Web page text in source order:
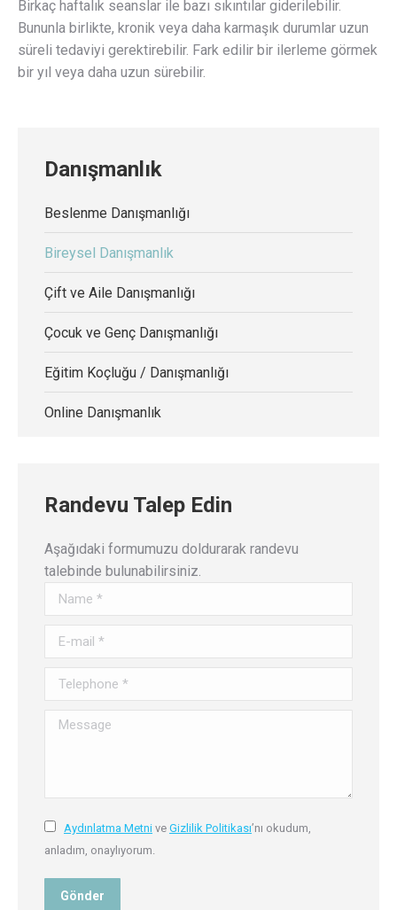
Birkaç haftalık seanslar ile bazı sıkıntılar giderilebilir.
Bununla birlikte, kronik veya daha karmaşık durumlar uzun
süreli tedaviyi gerektirebilir. Fark edilir bir ilerleme görmek
bir yıl veya daha uzun sürebilir.
Danışmanlık
Beslenme Danışmanlığı
Bireysel Danışmanlık
Çift ve Aile Danışmanlığı
Çocuk ve Genç Danışmanlığı
Eğitim Koçluğu / Danışmanlığı
Online Danışmanlık
Randevu Talep Edin
Aşağıdaki formumuzu doldurarak randevu
talebinde bulunabilirsiniz.
Name *
E-mail *
Telephone *
Message
Aydınlatma Metni ve Gizlilik Politikası’nı okudum,
anladım, onaylıyorum.
Gönder